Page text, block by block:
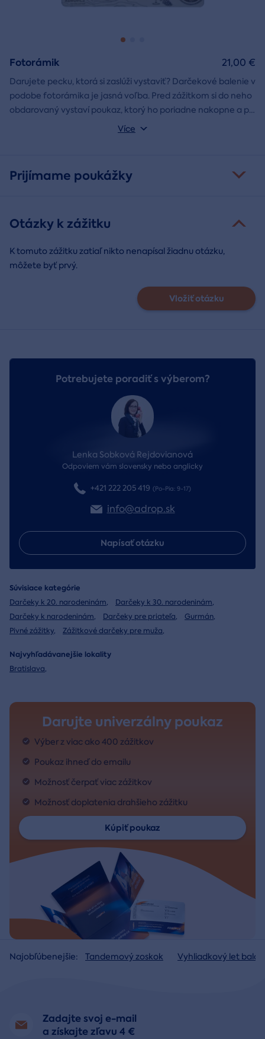
Fotorámik
Darujete pecku, ktorá si zaslúži vystaviť? Darčekové balenie v
podobe fotorámika je jasná voľba. Pred zážitkom si do neho
obdarovaný vystaví poukaz, ktorý ho poriadne nakopne a po
absolvovaní tam poputuje fotka zo zážitku, ktorá pri každom
Môžete vybrať z motívov balónový, tunelový a univerzálny
Více
21,00 €
Prijímame poukážky
Otázky k zážitku
K tomuto zážitku zatiaľ nikto nenapísal žiadnu otázku,
môžete byť prvý.
Vložiť otázku
Potrebujete poradiť s výberom?
Lenka Sobková Rejdovianová
Odpoviem vám slovensky nebo anglicky
+421 222 205 419 (Po-Pia: 9-17)
info@adrop.sk
Napísať otázku
Súvisiace kategórie
Darčeky k 20. narodeninám, Darčeky k 30. narodeninám,
Darčeky k narodeninám, Darčeky pre priateľa, Gurmán,
Pivné zážitky, Zážitkové darčeky pre muža,
Najvyhľadávanejšie lokality
Bratislava,
Darujte univerzálny poukaz
Výber z viac ako 400 zážitkov
Poukaz ihneď do emailu
Možnosť čerpať viac zážitkov
Možnosť doplatenia drahšieho zážitku
Kúpiť poukaz
Najobľúbenejšie: Tandemový zoskok Vyhliadkový let
Zadajte svoj e-mail
a získajte zľavu 4 €